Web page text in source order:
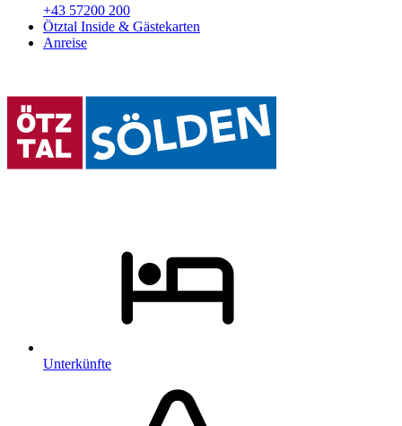
+43 57200 200
Ötztal Inside & Gästekarten
Anreise
Unterkünfte